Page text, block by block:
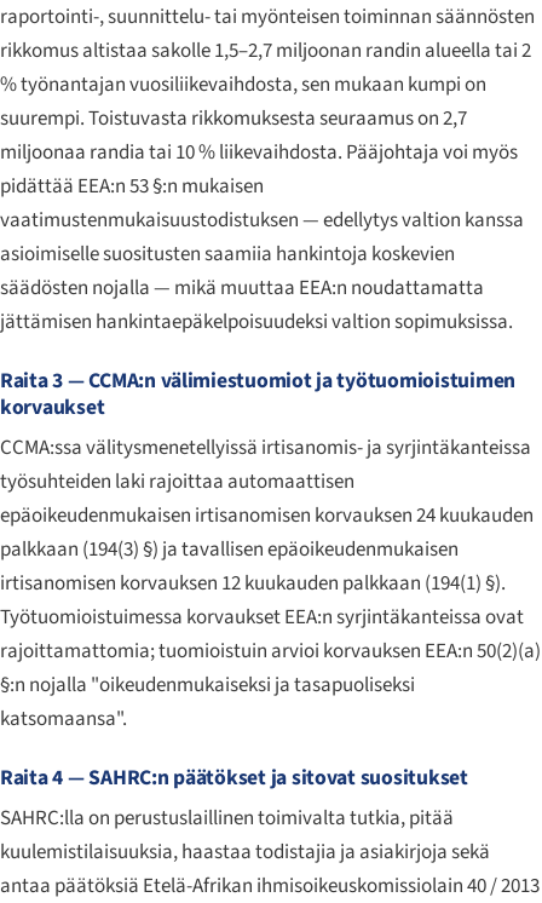
raportointi-, suunnittelu- tai myönteisen toiminnan säännösten
rikkomus altistaa sakolle 1,5–2,7 miljoonan randin alueella tai 2
% työnantajan vuosiliikevaihdosta, sen mukaan kumpi on
suurempi. Toistuvasta rikkomuksesta seuraamus on 2,7
miljoonaa randia tai 10 % liikevaihdosta. Pääjohtaja voi myös
pidättää EEA:n 53 §:n mukaisen
vaatimustenmukaisuustodistuksen — edellytys valtion kanssa
asioimiselle suositusten saamiia hankintoja koskevien
säädösten nojalla — mikä muuttaa EEA:n noudattamatta
jättämisen hankintaepäkelpoisuudeksi valtion sopimuksissa.
Raita 3 — CCMA:n välimiestuomiot ja työtuomioistuimen
korvaukset
CCMA:ssa välitysmenetellyissä irtisanomis- ja syrjintäkanteissa
työsuhteiden laki rajoittaa automaattisen
epäoikeudenmukaisen irtisanomisen korvauksen 24 kuukauden
palkkaan (194(3) §) ja tavallisen epäoikeudenmukaisen
irtisanomisen korvauksen 12 kuukauden palkkaan (194(1) §).
Työtuomioistuimessa korvaukset EEA:n syrjintäkanteissa ovat
rajoittamattomia; tuomioistuin arvioi korvauksen EEA:n 50(2)(a)
§:n nojalla "oikeudenmukaiseksi ja tasapuoliseksi
katsomaansa".
Raita 4 — SAHRC:n päätökset ja sitovat suositukset
SAHRC:lla on perustuslaillinen toimivalta tutkia, pitää
kuulemistilaisuuksia, haastaa todistajia ja asiakirjoja sekä
antaa päätöksiä Etelä-Afrikan ihmisoikeuskomissiolain 40 / 2013